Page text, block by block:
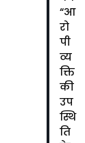
“आ
रो
पी
व्य
क्ति
की
उप
स्थि
ति